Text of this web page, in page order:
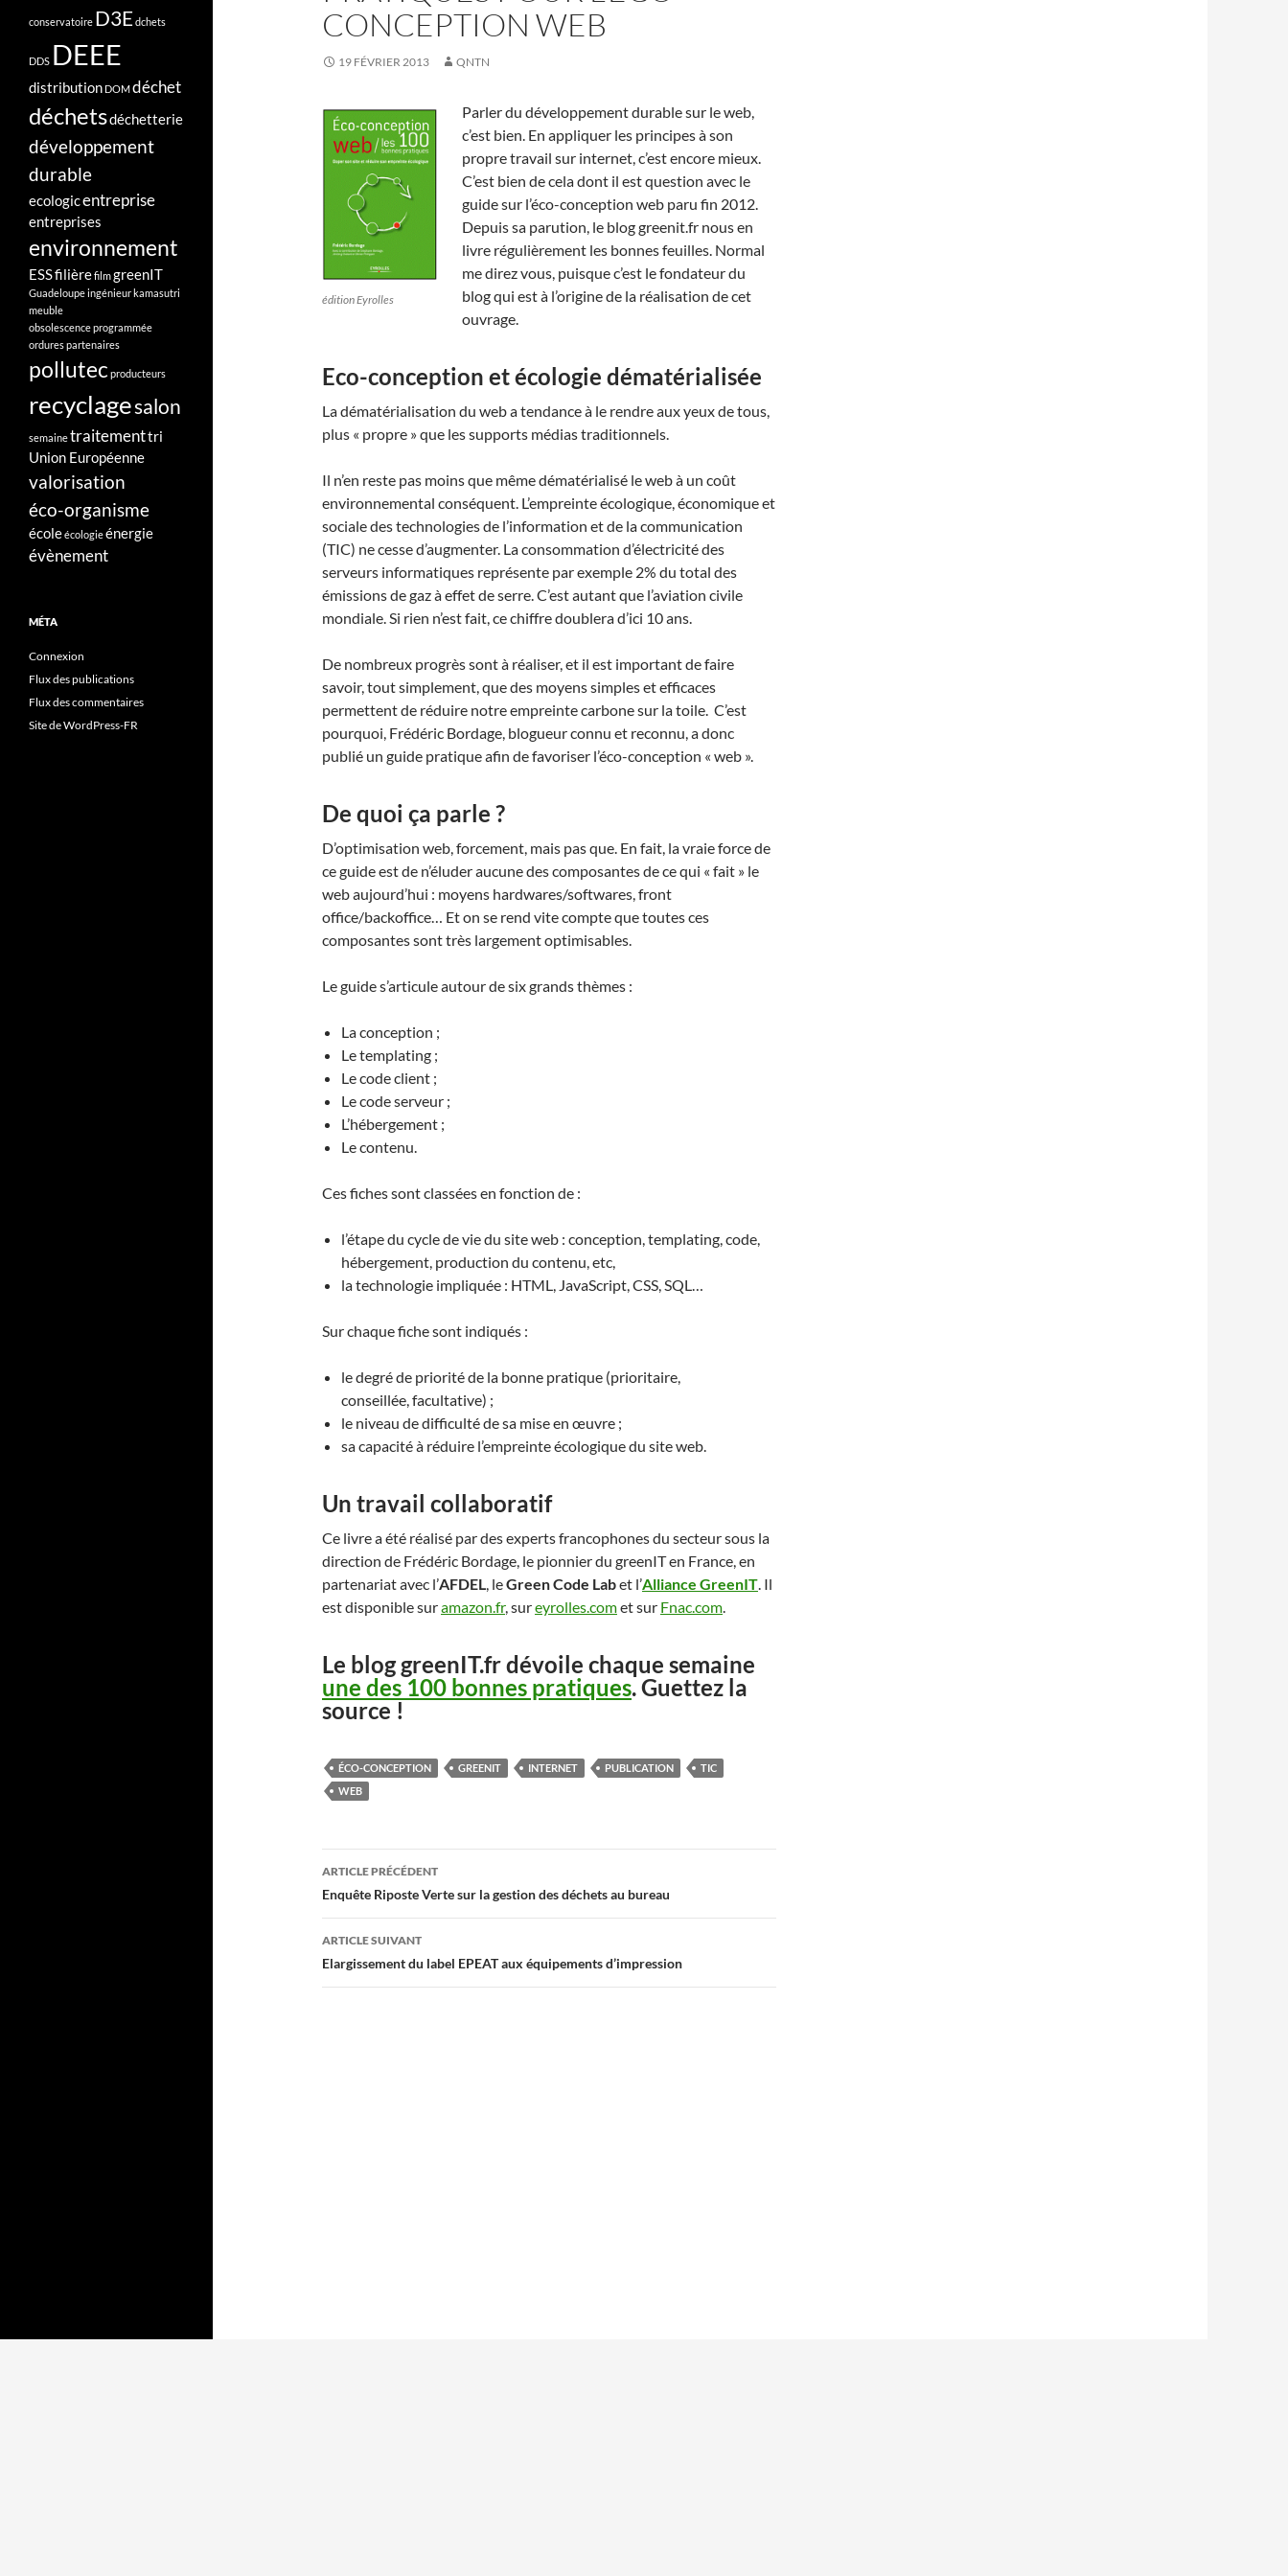
CONCEPTION WEB
19 FÉVRIER 2013 QNTN
édition Eyrolles
Parler du développement durable sur le web,
c’est bien. En appliquer les principes à son
propre travail sur internet, c’est encore mieux.
C’est bien de cela dont il est question avec le
guide sur l’éco-conception web paru fin 2012.
Depuis sa parution, le blog greenit.fr nous en
livre régulièrement les bonnes feuilles. Normal
me direz vous, puisque c’est le fondateur du
blog qui est à l’origine de la réalisation de cet
ouvrage.
Eco-conception et écologie dématérialisée
La dématérialisation du web a tendance à le rendre aux yeux de tous,
plus « propre » que les supports médias traditionnels.
Il n’en reste pas moins que même dématérialisé le web à un coût
environnemental conséquent. L’empreinte écologique, économique et
sociale des technologies de l’information et de la communication
(TIC) ne cesse d’augmenter. La consommation d’électricité des
serveurs informatiques représente par exemple 2% du total des
émissions de gaz à effet de serre. C’est autant que l’aviation civile
mondiale. Si rien n’est fait, ce chiffre doublera d’ici 10 ans.
De nombreux progrès sont à réaliser, et il est important de faire
savoir, tout simplement, que des moyens simples et efficaces
permettent de réduire notre empreinte carbone sur la toile. C’est
pourquoi, Frédéric Bordage, blogueur connu et reconnu, a donc
publié un guide pratique afin de favoriser l’éco-conception « web ».
De quoi ça parle ?
D’optimisation web, forcement, mais pas que. En fait, la vraie force de
ce guide est de n’éluder aucune des composantes de ce qui « fait » le
web aujourd’hui : moyens hardwares/softwares, front
office/backoffice… Et on se rend vite compte que toutes ces
composantes sont très largement optimisables.
Le guide s’articule autour de six grands thèmes :
La conception ;
Le templating ;
Le code client ;
Le code serveur ;
L’hébergement ;
Le contenu.
Ces fiches sont classées en fonction de :
l’étape du cycle de vie du site web : conception, templating, code,
hébergement, production du contenu, etc,
la technologie impliquée : HTML, JavaScript, CSS, SQL…
Sur chaque fiche sont indiqués :
le degré de priorité de la bonne pratique (prioritaire,
conseillée, facultative) ;
le niveau de difficulté de sa mise en œuvre ;
sa capacité à réduire l’empreinte écologique du site web.
Un travail collaboratif
Ce livre a été réalisé par des experts francophones du secteur sous la
direction de Frédéric Bordage, le pionnier du greenIT en France, en
partenariat avec l’AFDEL, leGreen Code Labet l’Alliance GreenIT. Il
est disponible suramazon.fr, sureyrolles.comet sur Fnac.com.
Le blog greenIT.fr dévoile chaque semaine
une des 100 bonnes pratiques. Guettez la
source !
ÉCO-CONCEPTION GREENIT INTERNET PUBLICATION
TIC
WEB
Navigation
des
articles
ARTICLE PRÉCÉDENT
Enquête Riposte Verte sur la gestion des déchets au bureau
ARTICLE SUIVANT
Elargissement du label EPEAT aux équipements d’impression
conservatoire D3Edchets
DDS DEEE
distribution DOMdéchet
déchetsdéchetterie
développement
durable
ecologicentreprise
entreprises
environnement
ESSfilièrefilmgreenIT
Guadeloupeingénieurkamasutri
meuble
obsolescence programmée
ordurespartenaires
pollutec producteurs
recyclagesalon
semainetraitementtri
Union Européenne
valorisation
éco-organisme
écoleécologieénergie
évènement
MÉTA
Connexion
Flux des publications
Flux des commentaires
Site de WordPress-FR